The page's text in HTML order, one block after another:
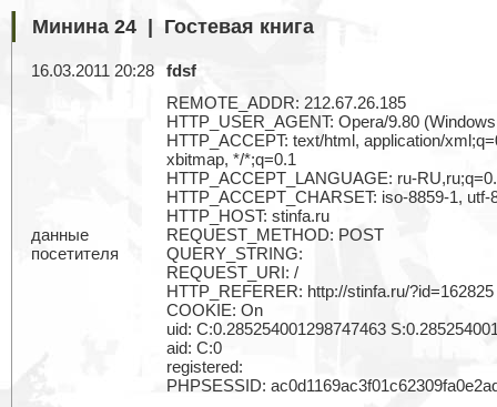
Минина 24 | Гостевая книга
16.03.2011 20:28 fdsf
данные
посетителя
REMOTE_ADDR: 212.67.26.185
HTTP_USER_AGENT: Opera/9.80
HTTP_ACCEPT: text/html, application/
xbitmap, */*;q=0.1
HTTP_ACCEPT_LANGUAGE: ru-
HTTP_ACCEPT_CHARSET: iso-8859-1, utf-
HTTP_HOST: stinfa.ru
REQUEST_METHOD: POST
QUERY_STRING:
REQUEST_URI: /
HTTP_REFERER: http://stinfa.ru/?id=162825
COOKIE: On
uid: C:0.285254001298747463
aid: C:0
registered:
PHPSESSID: